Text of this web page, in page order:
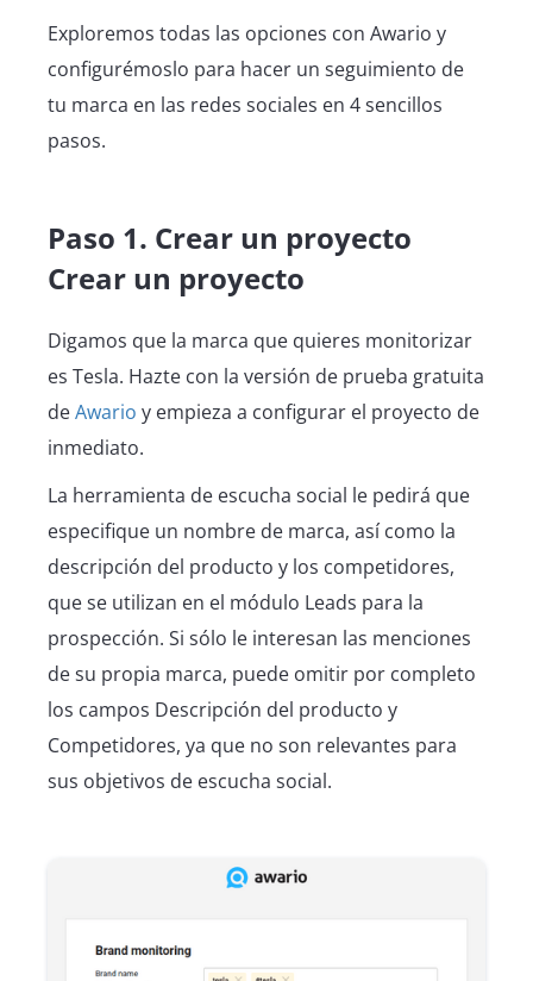
Exploremos todas las opciones con Awario y
configurémoslo para hacer un seguimiento de
tu marca en las redes sociales en 4 sencillos
pasos.
Paso 1. Crear un proyecto
Crear un proyecto
Digamos que la marca que quieres monitorizar
es Tesla. Hazte con la versión de prueba gratuita
deAwario y empieza a configurar el proyecto de
inmediato.
La herramienta de escucha social le pedirá que
especifique un nombre de marca, así como la
descripción del producto y los competidores,
que se utilizan en el módulo Leads para la
prospección. Si sólo le interesan las menciones
de su propia marca, puede omitir por completo
los campos Descripción del producto y
Competidores, ya que no son relevantes para
sus objetivos de escucha social.